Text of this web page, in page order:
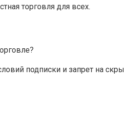
торговля для всех.
подписки и запрет на